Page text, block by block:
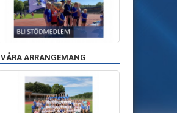
VÅRA ARRANGEMANG